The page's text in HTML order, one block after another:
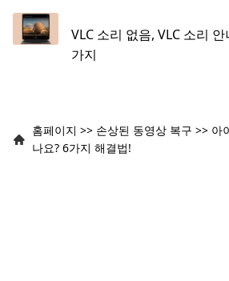
VLC 소리 없음, VLC 소리
가지
홈페이지 >> 손상된 동영상 복구 >> 아
나요? 6가지 해결법!